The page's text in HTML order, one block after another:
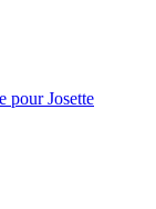
pour Josette